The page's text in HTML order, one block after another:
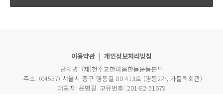
이용약관 | 개인정보처리방침
단체명: (재)천주교한마음한몸운동본부
주소: (04537) 서울시 중구 명동길 80 413호 (명동2가, 가톨릭회관)
대표자: 윤병길 고유번호: 201-82-31679